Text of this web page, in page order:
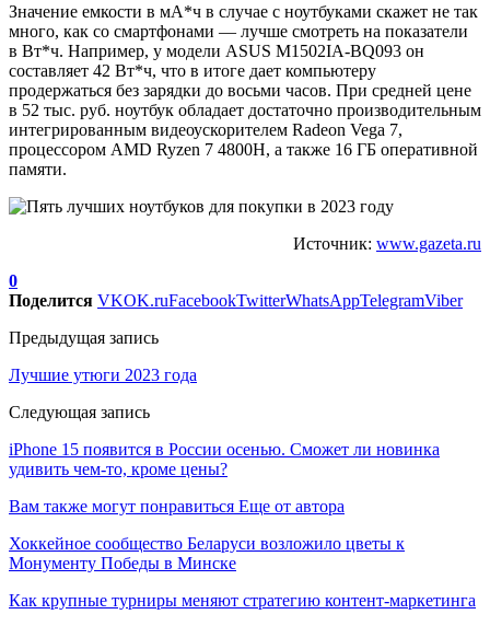
Значение емкости в мА*ч в случае с ноутбуками скажет не так
много, как со смартфонами — лучше смотреть на показатели
в Вт*ч. Например, у модели ASUS M1502IA-BQ093 он
составляет 42 Вт*ч, что в итоге дает компьютеру
продержаться без зарядки до восьми часов. При средней цене
в 52 тыс. руб. ноутбук обладает достаточно производительным
интегрированным видеоускорителем Radeon Vega 7,
процессором AMD Ryzen 7 4800H, а также 16 ГБ оперативной
памяти.
Источник: www.gazeta.ru
0
Поделится VKOK.ruFacebookTwitterWhatsAppTelegramViber
Предыдущая запись
Лучшие утюги 2023 года
Следующая запись
iPhone 15 появится в России осенью. Сможет ли новинка
удивить чем-то, кроме цены?
Вам также могут понравиться Еще от автора
Хоккейное сообщество Беларуси возложило цветы к
Монументу Победы в Минске
Как крупные турниры меняют стратегию контент-маркетинга